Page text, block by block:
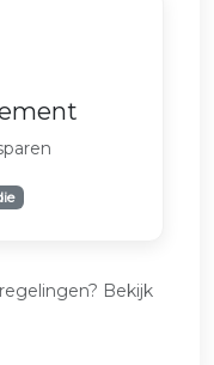
Bekijk